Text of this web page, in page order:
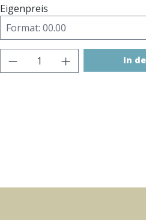
Eigenpreis
Produkt Anzahl: In